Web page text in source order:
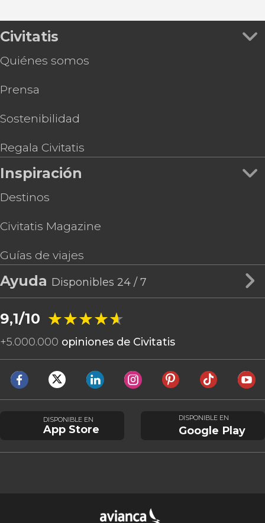
Civitatis
Quiénes somos
Prensa
Sostenibilidad
Regala Civitatis
Inspiración
Destinos
Civitatis Magazine
Guías de viajes
Ayuda Disponibles 24 / 7
9,1/10 ★★★★★
★★★★★
+5.000.000 opiniones de Civitatis
DISPONIBLE EN
App Store
DISPONIBLE EN
Google Play